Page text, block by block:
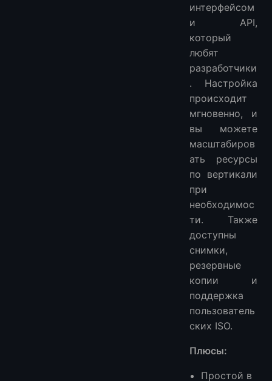
интерфейсом
и API,
который
любят
разработчики
. Настройка
происходит
мгновенно, и
вы можете
масштабиров
ать ресурсы
по вертикали
при
необходимос
ти. Также
доступны
снимки,
резервные
копии и
поддержка
пользователь
ских ISO.
Плюсы:
Простой в